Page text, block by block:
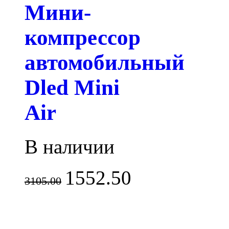
Мини-
компрессор
автомобильный
Dled Mini
Air
В наличии
3105.00 1552.50